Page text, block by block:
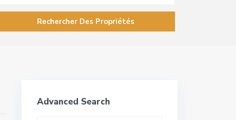
Advanced Search